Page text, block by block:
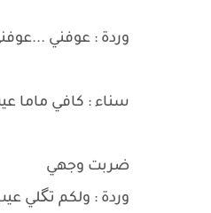
وردة : عوفني
سناء : كافي ماما
ضربت وجهي
وردة : ولكم تگلي